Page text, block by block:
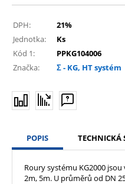
DPH:
21%
Jednotka:
Ks
Kód 1:
PPKG104006
Značka:
Σ - KG, HT systém
POPIS TECHNICKÁ
Roury systému KG2000
2m, 5m. U průměrů od DN